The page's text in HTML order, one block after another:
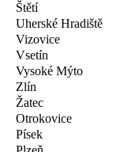
Štětí
Uherské Hradiště
Vizovice
Vsetín
Vysoké Mýto
Zlín
Žatec
Otrokovice
Písek